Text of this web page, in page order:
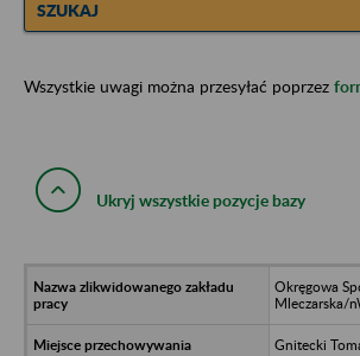
SZUKAJ
Wszystkie uwagi można przesyłać poprzez
Ukryj wszystkie pozycje bazy
Okręgowa
Mleczarska/
Gnitecki